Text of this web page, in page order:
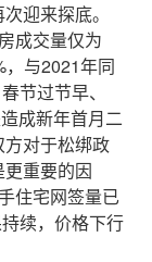
迎来探底。
成交量仅为
与2021年同
节过节早、
成新年首月二
对于松绑政
重要的因
住宅网签量已
续，价格下行